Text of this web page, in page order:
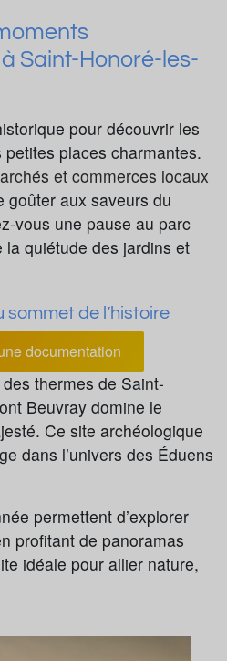
Saint-Honoré-les-
pour découvrir les
places charmantes.
et commerces locaux
goûter aux saveurs du
vous une pause au parc
quiétude des jardins et
sommet de l’histoire
documentation
thermes de Saint-
Beuvray domine le
Ce site archéologique
dans l’univers des Éduens
permettent d’explorer
profitant de panoramas
idéale pour allier nature,